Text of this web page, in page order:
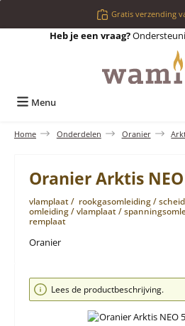
Ga naar de hoofdinhoudGratis verzending
Heb je een vraag?
Menu
Home Onderdelen Oranier
Oranier Arktis
vlamplaat / rookgasomleiding /
omleiding / vlamplaat /
remplaat
Oranier
Afbeeldingengalerij overslaan
Lees de productbeschrijving.